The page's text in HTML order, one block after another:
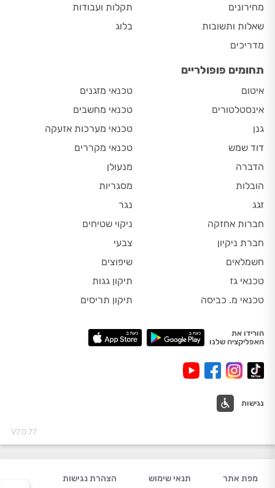
מחירונים
שאלות ותשובות
מדריכים
תקלות ועבודות
בלוג
תחומים פופולריים
איטום
אינסטלטורים
גנן
דוד שמש
הדברה
הובלות
זגג
חברות אחזקה
חברת ניקיון
חשמלאים
טכנאי גז
טכנאי מ. כביסה
טכנאי מזגנים
טכנאי מחשבים
טכנאי מערכות אזעקה
טכנאי מקררים
מנעולן
מסגריות
נגר
ניקוי שטיחים
צבעי
שיפוצים
תיקון גגות
תיקון תריסים
הורידו את
האפליקציה שלנו
נגישות
V7.0.77
מפת אתר תנאי שימוש הצהרת נגישות